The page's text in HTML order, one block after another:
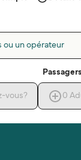
ou un opérateur
vous?
Passagers
0